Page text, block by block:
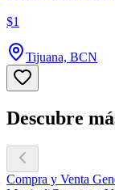
$1
Tijuana, BCN
Descubre
Compra y Venta